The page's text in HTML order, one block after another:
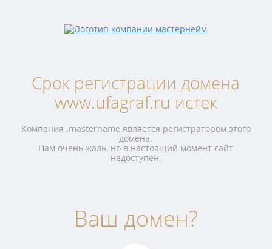
Срок регистрации домена
www.ufagraf.ru истек
Компания .mastername является регистратором этого
домена.
Нам очень жаль, но в настоящий момент сайт
недоступен.
Ваш домен?